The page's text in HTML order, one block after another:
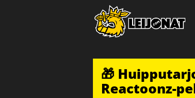
🎁
Reactoonz-